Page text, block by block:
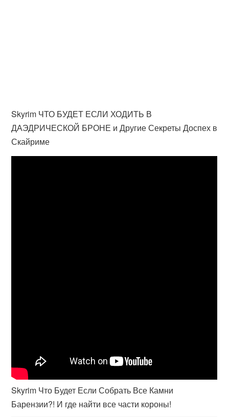
Skyrim ЧТО БУДЕТ ЕСЛИ ХОДИТЬ В
ДАЭДРИЧЕСКОЙ БРОНЕ и Другие Секреты Доспех в
Скайриме
Skyrim Что Будет Если Собрать Все Камни
Барензии?! И где найти все части короны!